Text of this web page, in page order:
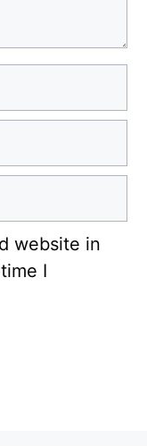
website in
I